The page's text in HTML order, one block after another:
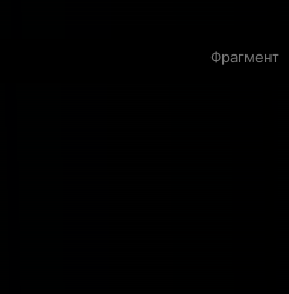
Фрагмент